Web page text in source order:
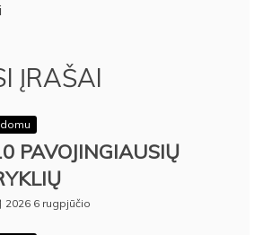
ĮRAŠAI
PAVOJINGIAUSIŲ
2026 6 rugpjūčio